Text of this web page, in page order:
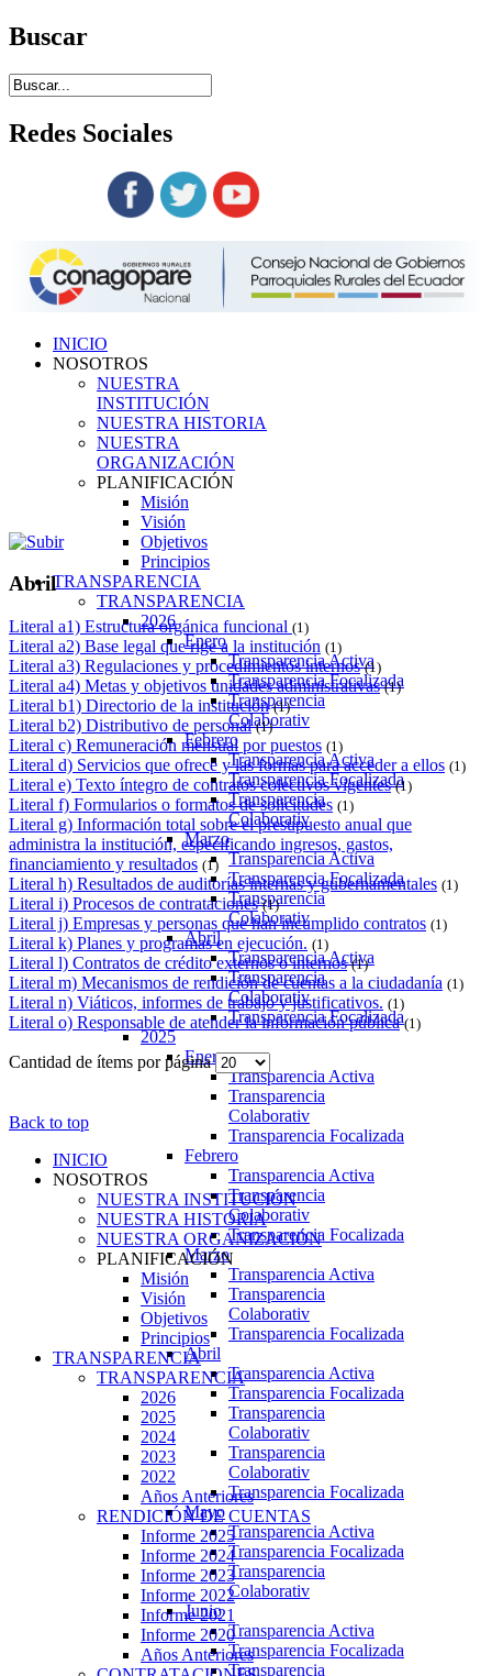
Buscar
Redes Sociales
INICIO
NOSOTROS
NUESTRA
INSTITUCIÓN
NUESTRA HISTORIA
NUESTRA
ORGANIZACIÓN
PLANIFICACIÓN
Misión
Visión
Objetivos
Principios
TRANSPARENCIA
TRANSPARENCIA
2026
Enero
Transparencia Activa
Transparencia Focalizada
Transparencia
Colaborativ
Febrero
Transparencia Activa
Transparencia Focalizada
Transparencia
Colaborativ
Marzo
Transparencia Activa
Transparencia Focalizada
Transparencia
Colaborativ
Abril
Transparencia Activa
Transparencia
Colaborativ
Transparencia Focalizada
2025
Enero
Transparencia Activa
Transparencia
Colaborativ
Transparencia Focalizada
Febrero
Transparencia Activa
Transparencia
Colaborativ
Transparencia Focalizada
Marzo
Transparencia Activa
Transparencia
Colaborativ
Transparencia Focalizada
Abril
Transparencia Activa
Transparencia Focalizada
Transparencia
Colaborativ
Transparencia
Colaborativ
Transparencia Focalizada
Mayo
Transparencia Activa
Transparencia Focalizada
Transparencia
Colaborativ
Junio
Transparencia Activa
Transparencia Focalizada
Transparencia
Abril
Literal a1) Estructura orgánica funcional (1)
Literal a2) Base legal que rige a la institución (1)
Literal a3) Regulaciones y procedimientos internos (1)
Literal a4) Metas y objetivos unidades administrativas (1)
Literal b1) Directorio de la institución (1)
Literal b2) Distributivo de personal (1)
Literal c) Remuneración mensual por puestos (1)
Literal d) Servicios que ofrece y las formas para acceder a ellos (1)
Literal e) Texto íntegro de contratos colectivos vigentes (1)
Literal f) Formularios o formatos de solicitudes (1)
Literal g) Información total sobre el presupuesto anual que
administra la institución, especificando ingresos, gastos,
financiamiento y resultados (1)
Literal h) Resultados de auditorías internas y gubernamentales (1)
Literal i) Procesos de contrataciones (1)
Literal j) Empresas y personas que han incumplido contratos (1)
Literal k) Planes y programas en ejecución. (1)
Literal l) Contratos de crédito externos o internos (1)
Literal m) Mecanismos de rendición de cuentas a la ciudadanía (1)
Literal n) Viáticos, informes de trabajo y justificativos. (1)
Literal o) Responsable de atender la información pública (1)
Cantidad de ítems por página
Back to top
INICIO
NOSOTROS
NUESTRA INSTITUCIÓN
NUESTRA HISTORIA
NUESTRA ORGANIZACIÓN
PLANIFICACIÓN
Misión
Visión
Objetivos
Principios
TRANSPARENCIA
TRANSPARENCIA
2026
2025
2024
2023
2022
Años Anteriores
RENDICIÓN DE CUENTAS
Informe 2025
Informe 2024
Informe 2023
Informe 2022
Informe 2021
Informe 2020
Años Anteriores